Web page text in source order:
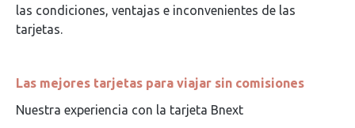
las condiciones, ventajas e inconvenientes de las
tarjetas.
Las mejores tarjetas para viajar sin comisiones
Nuestra experiencia con la tarjeta Bnext